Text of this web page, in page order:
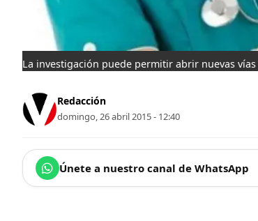
La investigación puede permitir abrir nuevas
Redacción
domingo, 26 abril 2015 - 12:40
Únete a nuestro canal de WhatsApp